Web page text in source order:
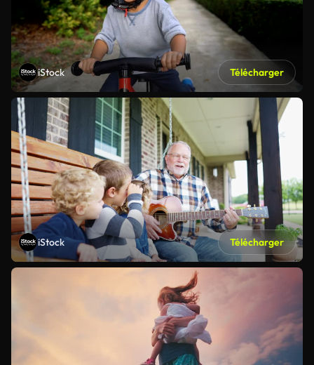
iStock Télécharger
iStock Télécharger